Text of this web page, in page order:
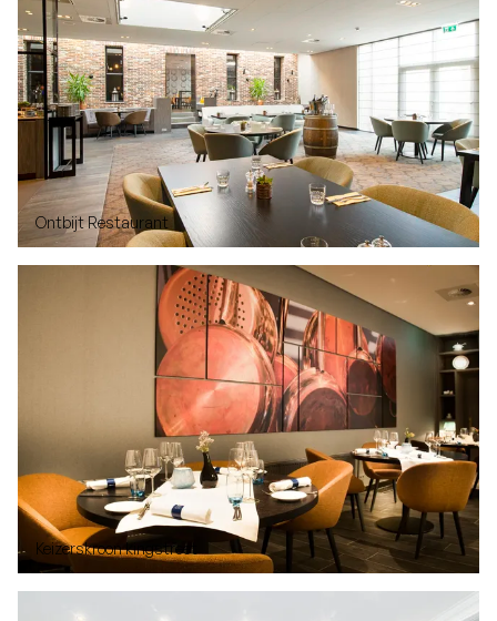
Ontbijt Restaurant
Keizerskroon kingstreet